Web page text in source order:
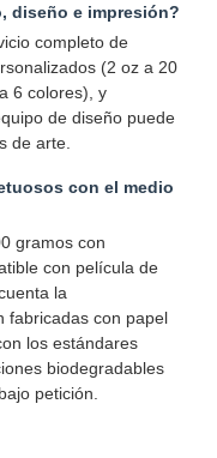
diseño e impresión?
completo de
(2 oz a 20
6 colores), y
de diseño puede
de arte.
con el medio
gramos con
con película de
la
fabricadas con papel
los estándares
biodegradables
petición.